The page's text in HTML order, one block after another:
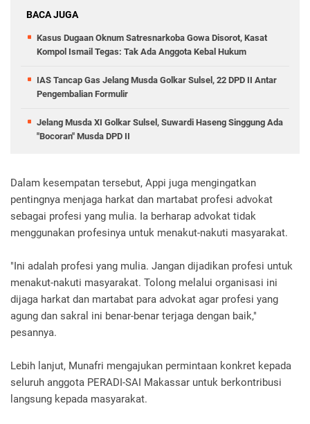
BACA JUGA
Kasus Dugaan Oknum Satresnarkoba Gowa Disorot, Kasat
Kompol Ismail Tegas: Tak Ada Anggota Kebal Hukum
IAS Tancap Gas Jelang Musda Golkar Sulsel, 22 DPD II Antar
Pengembalian Formulir
Jelang Musda XI Golkar Sulsel, Suwardi Haseng Singgung Ada
"Bocoran" Musda DPD II
Dalam kesempatan tersebut, Appi juga mengingatkan
pentingnya menjaga harkat dan martabat profesi advokat
sebagai profesi yang mulia. Ia berharap advokat tidak
menggunakan profesinya untuk menakut-nakuti masyarakat.
"Ini adalah profesi yang mulia. Jangan dijadikan profesi untuk
menakut-nakuti masyarakat. Tolong melalui organisasi ini
dijaga harkat dan martabat para advokat agar profesi yang
agung dan sakral ini benar-benar terjaga dengan baik,"
pesannya.
Lebih lanjut, Munafri mengajukan permintaan konkret kepada
seluruh anggota PERADI-SAI Makassar untuk berkontribusi
langsung kepada masyarakat.